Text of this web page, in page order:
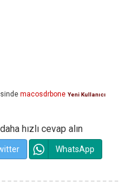
macosdrbone Yeni Kullanıcı
hızlı cevap alın
WhatsApp